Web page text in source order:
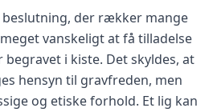
beslutning, der rækker mange
vanskeligt at få tilladelse
i kiste. Det skyldes, at
hensyn til gravfreden, men
og etiske forhold. Et lig kan